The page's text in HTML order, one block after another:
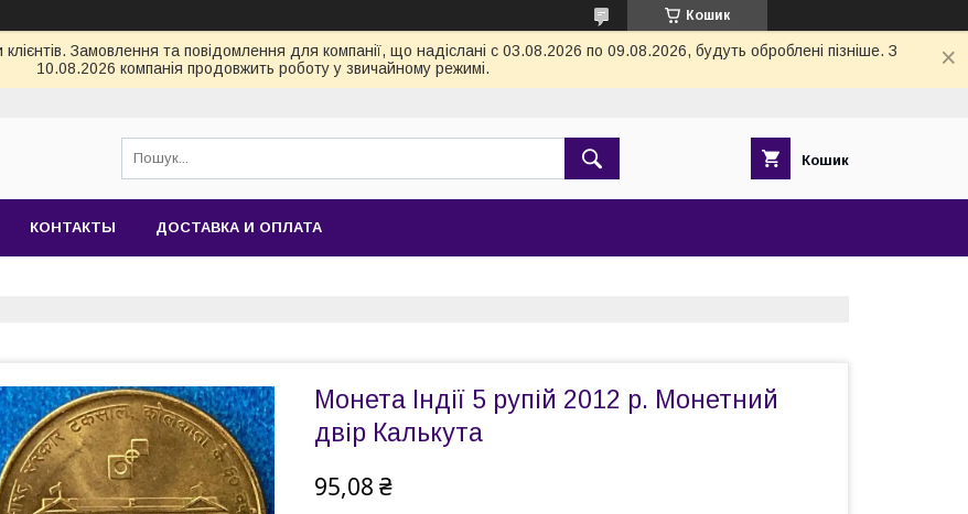
Кошик
Замовлення та повідомлення для компанії, що надіслані с 03.08.2026 по 09.08.2026, будуть оброблені пізніше. З
10.08.2026 компанія продовжить роботу у звичайному режимі.
Кошик
КОНТАКТЫ ДОСТАВКА И ОПЛАТА
Монета Індії 5 рупій 2012 р. Монетний
двір Калькута
95,08 ₴